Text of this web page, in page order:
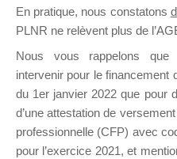
17
Parc
64000 PAU' data-
location_type='add'data-
En pratique, nous constatons
PLNR ne relèvent plus de
Nous vous rappelons que
intervenir pour le financement
du 1er janvier 2022 que pour
d’une attestation de
professionnelle (CFP) avec
pour l’exercice 2021, et